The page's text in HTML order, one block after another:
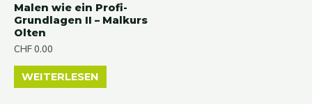
Malen wie ein Profi-
Grundlagen II – Malkurs
Olten
CHF0.00
WEITERLESEN